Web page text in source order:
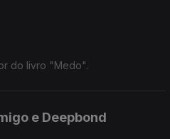
do livro "Medo".
e Deepbond